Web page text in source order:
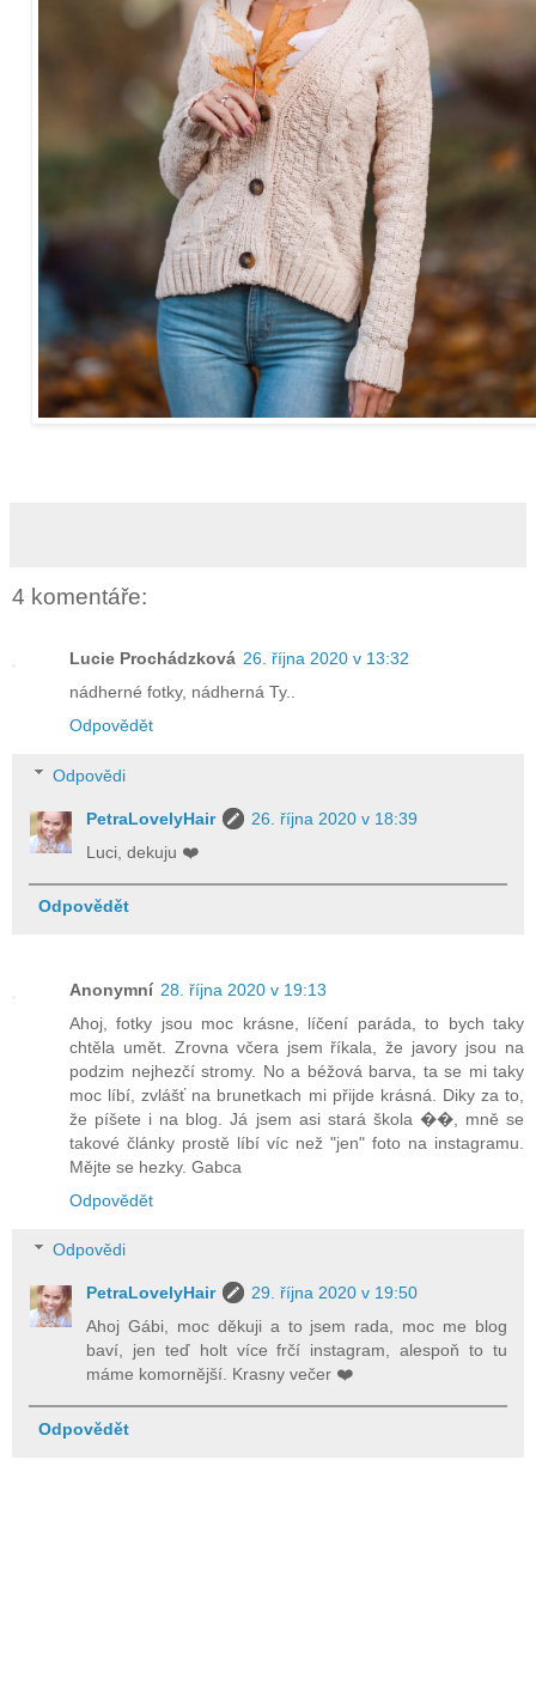
4 komentáře:
Lucie Prochádzková 26. října 2020 v 13:32
nádherné fotky, nádherná Ty..
Odpovědět
Odpovědi
PetraLovelyHair
26. října 2020 v 18:39
Luci, dekuju ❤️
Odpovědět
Anonymní 28. října 2020 v 19:13
Ahoj, fotky jsou moc krásne, líčení paráda, to bych taky
chtěla umět. Zrovna včera jsem říkala, že javory jsou na
podzim nejhezčí stromy. No a béžová barva, ta se mi taky
moc líbí, zvlášť na brunetkach mi přijde krásná. Diky za to,
že píšete i na blog. Já jsem asi stará škola ��, mně se
takové články prostě líbí víc než "jen" foto na instagramu.
Mějte se hezky. Gabca
Odpovědět
Odpovědi
PetraLovelyHair
29. října 2020 v 19:50
Ahoj Gábi, moc děkuji a to jsem rada, moc me blog
baví, jen teď holt více frčí instagram, alespoň to tu
máme komornější. Krasny večer ❤️
Odpovědět